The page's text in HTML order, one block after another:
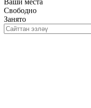
Ваши места
Свободно
Занято